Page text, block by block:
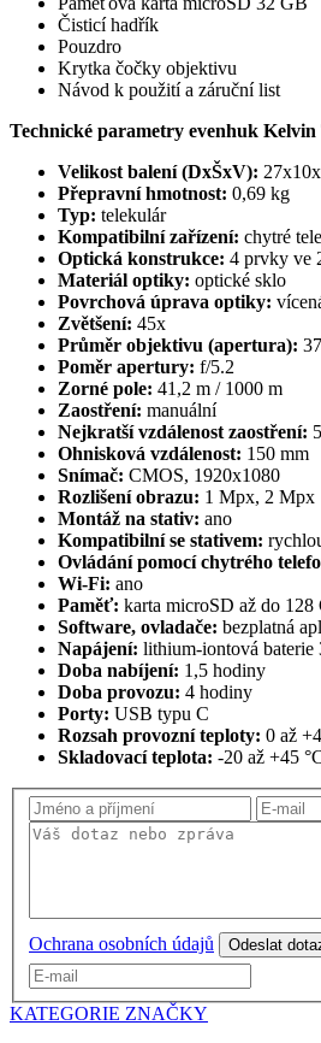
Čisticí hadřík
Pouzdro
Krytka čočky objektivu
Návod k použití a záruční list
Technické parametry evenhuk
Velikost balení (DxŠxV):
Přepravní hmotnost: 0,69 kg
Typ: telekulár
Kompatibilní zařízení: chytré
Optická konstrukce: 4 prvky ve
Materiál optiky: optické sklo
Povrchová úprava optiky:
Zvětšení: 45x
Průměr objektivu (apertura):
Poměr apertury: f/5.2
Zorné pole: 41,2 m / 1000 m
Zaostření: manuální
Nejkratší vzdálenost zaostření:
Ohnisková vzdálenost: 150 mm
Snímač: CMOS, 1920x1080
Rozlišení obrazu: 1 Mpx, 2 Mpx
Montáž na stativ: ano
Kompatibilní se stativem:
Ovládání pomocí chytrého
Wi-Fi: ano
Paměť: karta microSD až do
Software, ovladače: bezplatná
Napájení: lithium-iontová baterie
Doba nabíjení: 1,5 hodiny
Doba provozu: 4 hodiny
Porty: USB typu C
Rozsah provozní teploty: 0 až
Skladovací teplota: -20 až +45
Ochrana osobních údajů Odeslat
KATEGORIE ZNAČKY